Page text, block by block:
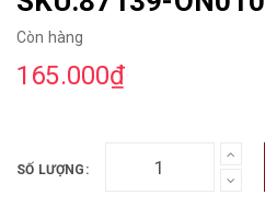
Còn hàng
165.000₫
SỐ LƯỢNG: